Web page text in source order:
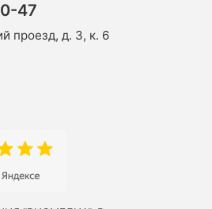
47
проезд, д. 3, к. 6